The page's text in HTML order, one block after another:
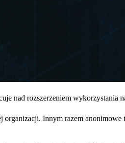
nad rozszerzeniem
Innym razem